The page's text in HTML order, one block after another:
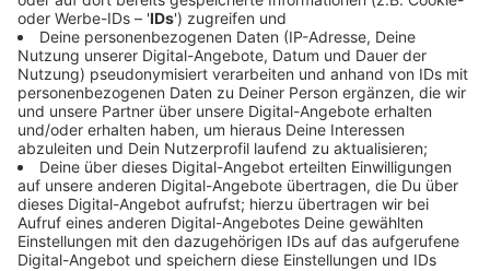
Anzeige
Die Feierlichkeiten zum runden Geburtstag im April
werden durch ein Programm sowie eine
Sonderausstellung imDüsseldorfer Stadtmuseum
begleitet. Für diese Präsentation sind die
Organisatoren auf die Mithilfe der Düsseldorfer
angewiesen: Ihre privaten Erinnerungsstücke sollen die
bewegte Geschichte des Zentrums lebendig machen.